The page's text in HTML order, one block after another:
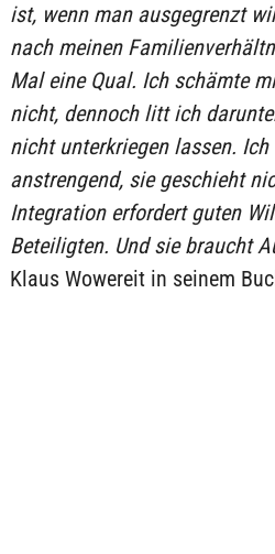
ist, wenn man ausgegrenzt
nach meinen
Mal eine Qual. Ich schämte
nicht, dennoch litt ich
nicht unterkriegen lassen.
anstrengend, sie geschieht
Integration erfordert guten
Beteiligten. Und sie braucht
Klaus Wowereit in seinem